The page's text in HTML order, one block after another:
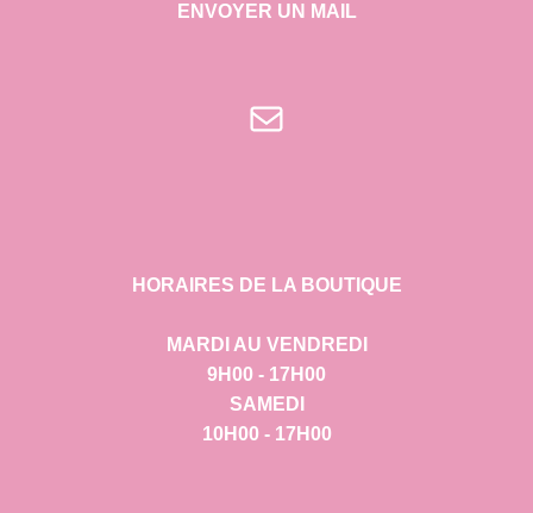
ENVOYER UN MAIL
E-mail
HORAIRES DE LA BOUTIQUE
MARDI AU VENDREDI
9H00 - 17H00
SAMEDI
10H00 - 17H00